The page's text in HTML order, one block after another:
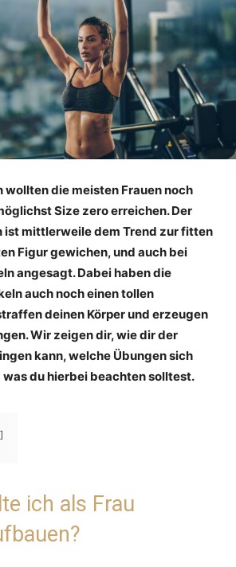
wollten die meisten Frauen noch
Size zero erreichen. Der
ist mittlerweile dem Trend zur fitten
Figur gewichen, und auch bei
angesagt. Dabei haben die
auch noch einen tollen
deinen Körper und erzeugen
Wir zeigen dir, wie dir der
kann, welche Übungen sich
du hierbei beachten solltest.
ich als Frau